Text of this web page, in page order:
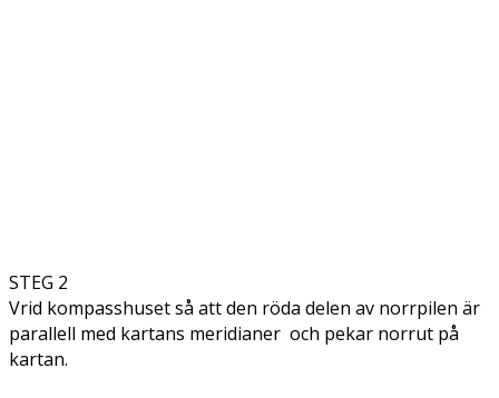
STEG 2
Vrid kompasshuset så att den röda delen av norrpilen är
parallell med kartans meridianer och pekar norrut på
kartan.